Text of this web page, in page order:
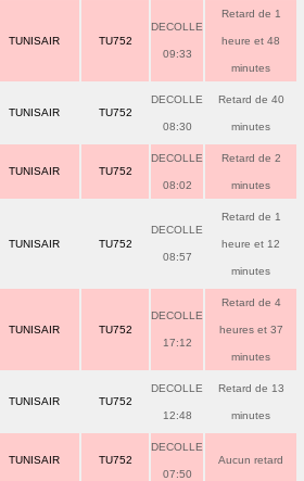
TUNISAIR TU752
DECOLLE
09:33
Retard de 1
heure et 48
minutes
TUNISAIR TU752
DECOLLE
08:30
Retard de 40
minutes
TUNISAIR TU752
DECOLLE
08:02
Retard de 2
minutes
TUNISAIR TU752
DECOLLE
08:57
Retard de 1
heure et 12
minutes
TUNISAIR TU752
DECOLLE
17:12
Retard de 4
heures et 37
minutes
TUNISAIR TU752
DECOLLE
12:48
Retard de 13
minutes
TUNISAIR TU752
DECOLLE
07:50
Aucun retard